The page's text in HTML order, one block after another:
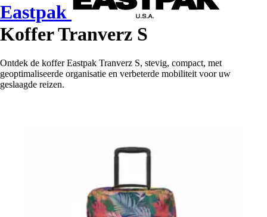
Eastpak
Koffer Tranverz S
Ontdek de koffer Eastpak Tranverz S, stevig, compact, met
geoptimaliseerde organisatie en verbeterde mobiliteit voor uw
geslaagde reizen.